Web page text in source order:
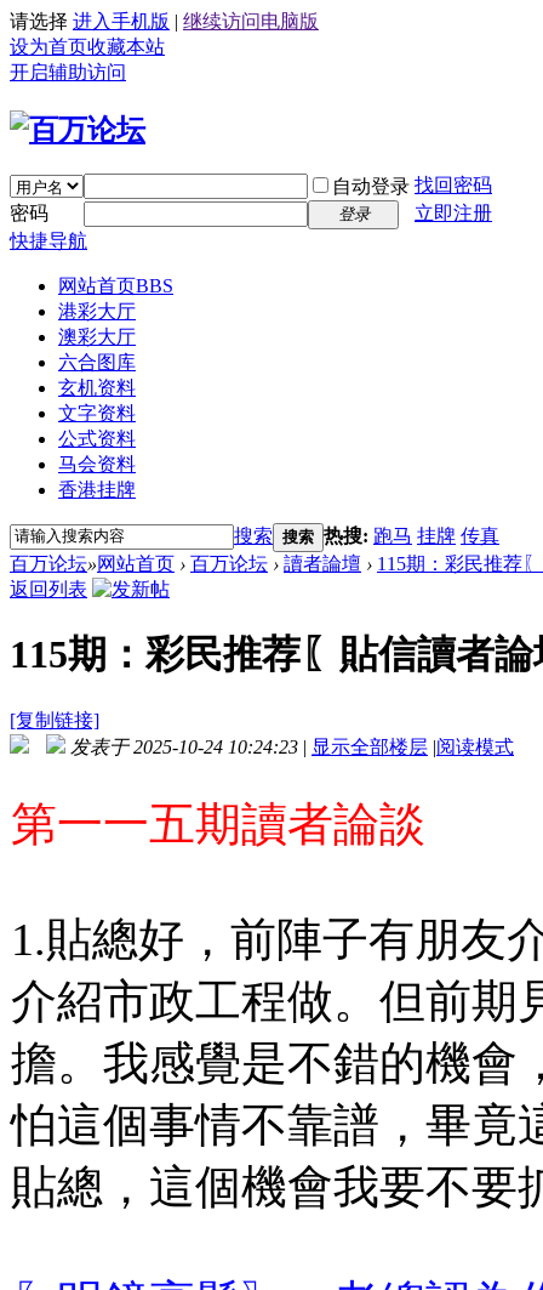
请选择 进入手机版 | 继续访问电脑版
设为首页收藏本站
开启辅助访问
自动登录 找回密码
密码
登录
立即注册
快捷导航
网站首页BBS
港彩大厅
澳彩大厅
六合图库
玄机资料
文字资料
公式资料
马会资料
香港挂牌
搜索 搜索 热搜: 跑马 挂牌 传真
百万论坛»网站首页 › 百万论坛 › 讀者論壇 › 115期：彩民推荐
返回列表
115期：彩民推荐〖貼信讀者
[复制链接]
发表于 2025-10-24 10:24:23 | 显示全部楼层 |阅读模式
第一一五期讀者論談
1.貼總好，前陣子有朋友
介紹市政工程做。但前期
擔。我感覺是不錯的機會
怕這個事情不靠譜，畢竟
貼總，這個機會我要不要